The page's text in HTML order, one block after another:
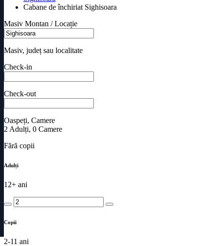
Cabane de închiriat Sighisoara
Masiv Montan / Locație
Masiv, județ sau localitate
Check-in
Check-out
Oaspeți, Camere
2 Adulți, 0 Camere
Fără copii
Adulți
12+ ani
Copii
2-11 ani